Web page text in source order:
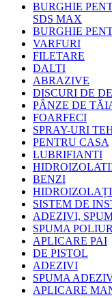
BURGHIE
SDS MAX
BURGHIE
VARFURI
FILETARE
DALTI
ABRAZIVE
DISCURI DE
PÂNZE DE
FOARFECI
SPRAY-URI
PENTRU CASA
LUBRIFIANTI
BENZI
SISTEM DE
ADEZIVI,
SPUMA
APLICARE PAI
DE PISTOL
ADEZIVI
SPUMA
APLICARE